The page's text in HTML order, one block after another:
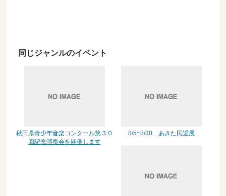
同じジャンルのイベント
秋田県青少年音楽コンクール第３０
回記念演奏会を開催します
8/5~8/30 あきた民謡展